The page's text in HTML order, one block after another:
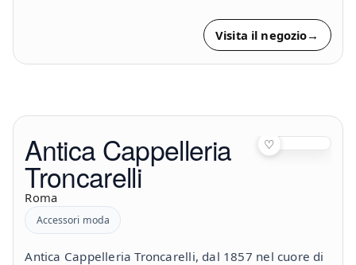
Visita il negozio→
Antica Cappelleria
Troncarelli
Roma
♡
Accessori moda
Antica Cappelleria Troncarelli, dal 1857 nel cuore di